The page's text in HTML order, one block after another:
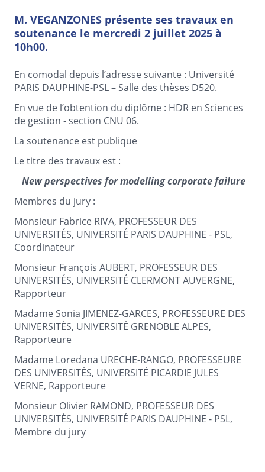
M. VEGANZONES présente ses travaux en
soutenance le mercredi 2 juillet 2025 à
10h00.
En comodal depuis l’adresse suivante : Université
PARIS DAUPHINE-PSL – Salle des thèses D520.
En vue de l’obtention du diplôme : HDR en Sciences
de gestion - section CNU 06.
La soutenance est publique
Le titre des travaux est :
New perspectives for modelling corporate failure
Membres du jury :
Monsieur Fabrice RIVA, PROFESSEUR DES
UNIVERSITÉS, UNIVERSITÉ PARIS DAUPHINE - PSL,
Coordinateur
Monsieur François AUBERT, PROFESSEUR DES
UNIVERSITÉS, UNIVERSITÉ CLERMONT AUVERGNE,
Rapporteur
Madame Sonia JIMENEZ-GARCES, PROFESSEURE DES
UNIVERSITÉS, UNIVERSITÉ GRENOBLE ALPES,
Rapporteure
Madame Loredana URECHE-RANGO, PROFESSEURE
DES UNIVERSITÉS, UNIVERSITÉ PICARDIE JULES
VERNE, Rapporteure
Monsieur Olivier RAMOND, PROFESSEUR DES
UNIVERSITÉS, UNIVERSITÉ PARIS DAUPHINE - PSL,
Membre du jury